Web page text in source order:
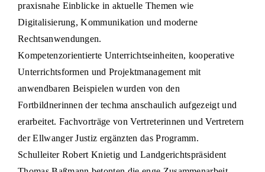
praxisnahe Einblicke in aktuelle Themen wie
Digitalisierung, Kommunikation und moderne
Rechtsanwendungen.
Kompetenzorientierte Unterrichtseinheiten, kooperative
Unterrichtsformen und Projektmanagement mit
anwendbaren Beispielen wurden von den
Fortbildnerinnen der techma anschaulich aufgezeigt und
erarbeitet. Fachvorträge von Vertreterinnen und Vertretern
der Ellwanger Justiz ergänzten das Programm.
Schulleiter Robert Knietig und Landgerichtspräsident